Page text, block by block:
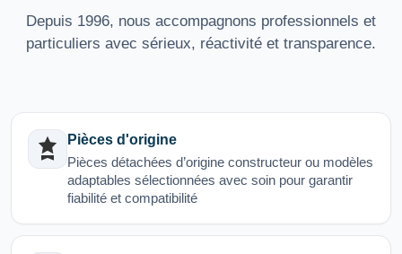
Depuis 1996, nous accompagnons professionnels et
particuliers avec sérieux, réactivité et transparence.
Pièces d'origine
Pièces détachées d’origine constructeur ou modèles
adaptables sélectionnées avec soin pour garantir
fiabilité et compatibilité